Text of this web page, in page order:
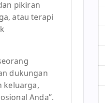
pikiran
atau terapi
dukungan
keluarga,
Anda”.